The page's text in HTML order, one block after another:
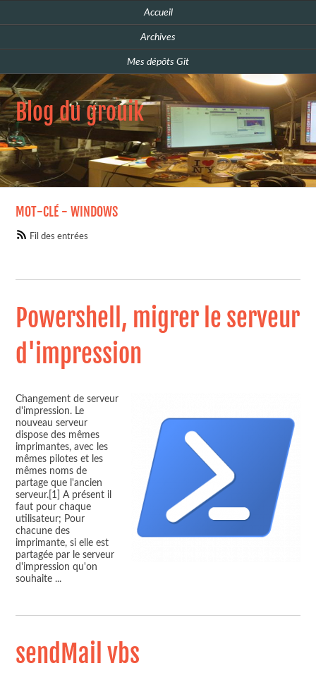
Accueil
Archives
Mes dépôts Git
Blog du grouik
MOT-CLÉ - WINDOWS
Fil des entrées
Powershell, migrer le serveur
d'impression
Changement de serveur
d'impression. Le
nouveau serveur
dispose des mêmes
imprimantes, avec les
mêmes pilotes et les
mêmes noms de
partage que l'ancien
serveur.[1] A présent il
faut pour chaque
utilisateur; Pour
chacune des
imprimante, si elle est
partagée par le serveur
d'impression qu'on
souhaite ...
sendMail vbs